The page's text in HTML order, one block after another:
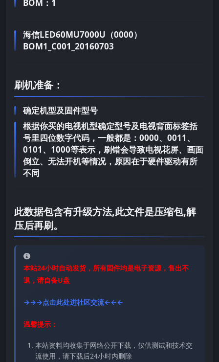
BOM：1
海信LED60MU7000U（0000）
BOM1_C001_20160703
刷机准备：
确定机型及固件型号
根据你买的电视机型确定型号及电视背面标签括
号里四位数字代码，一般都是：0000、0011、
0101、1000等表示，刷错会导致电视花屏、画面
倒立、无法开机等情况，原因在于硬件驱动有所
不同
此数据包含有升级方法,此文件是压缩包,解
压后再刷。
本站24小时自动发货，所有固件均是电子资源，售出不
退，请自备U盘
→→→点击此处进社区交流←←←
温馨提示：
本站资料均收集于网络公开下载，仅供测试和技术交
流使用，请下载后24小时内删除